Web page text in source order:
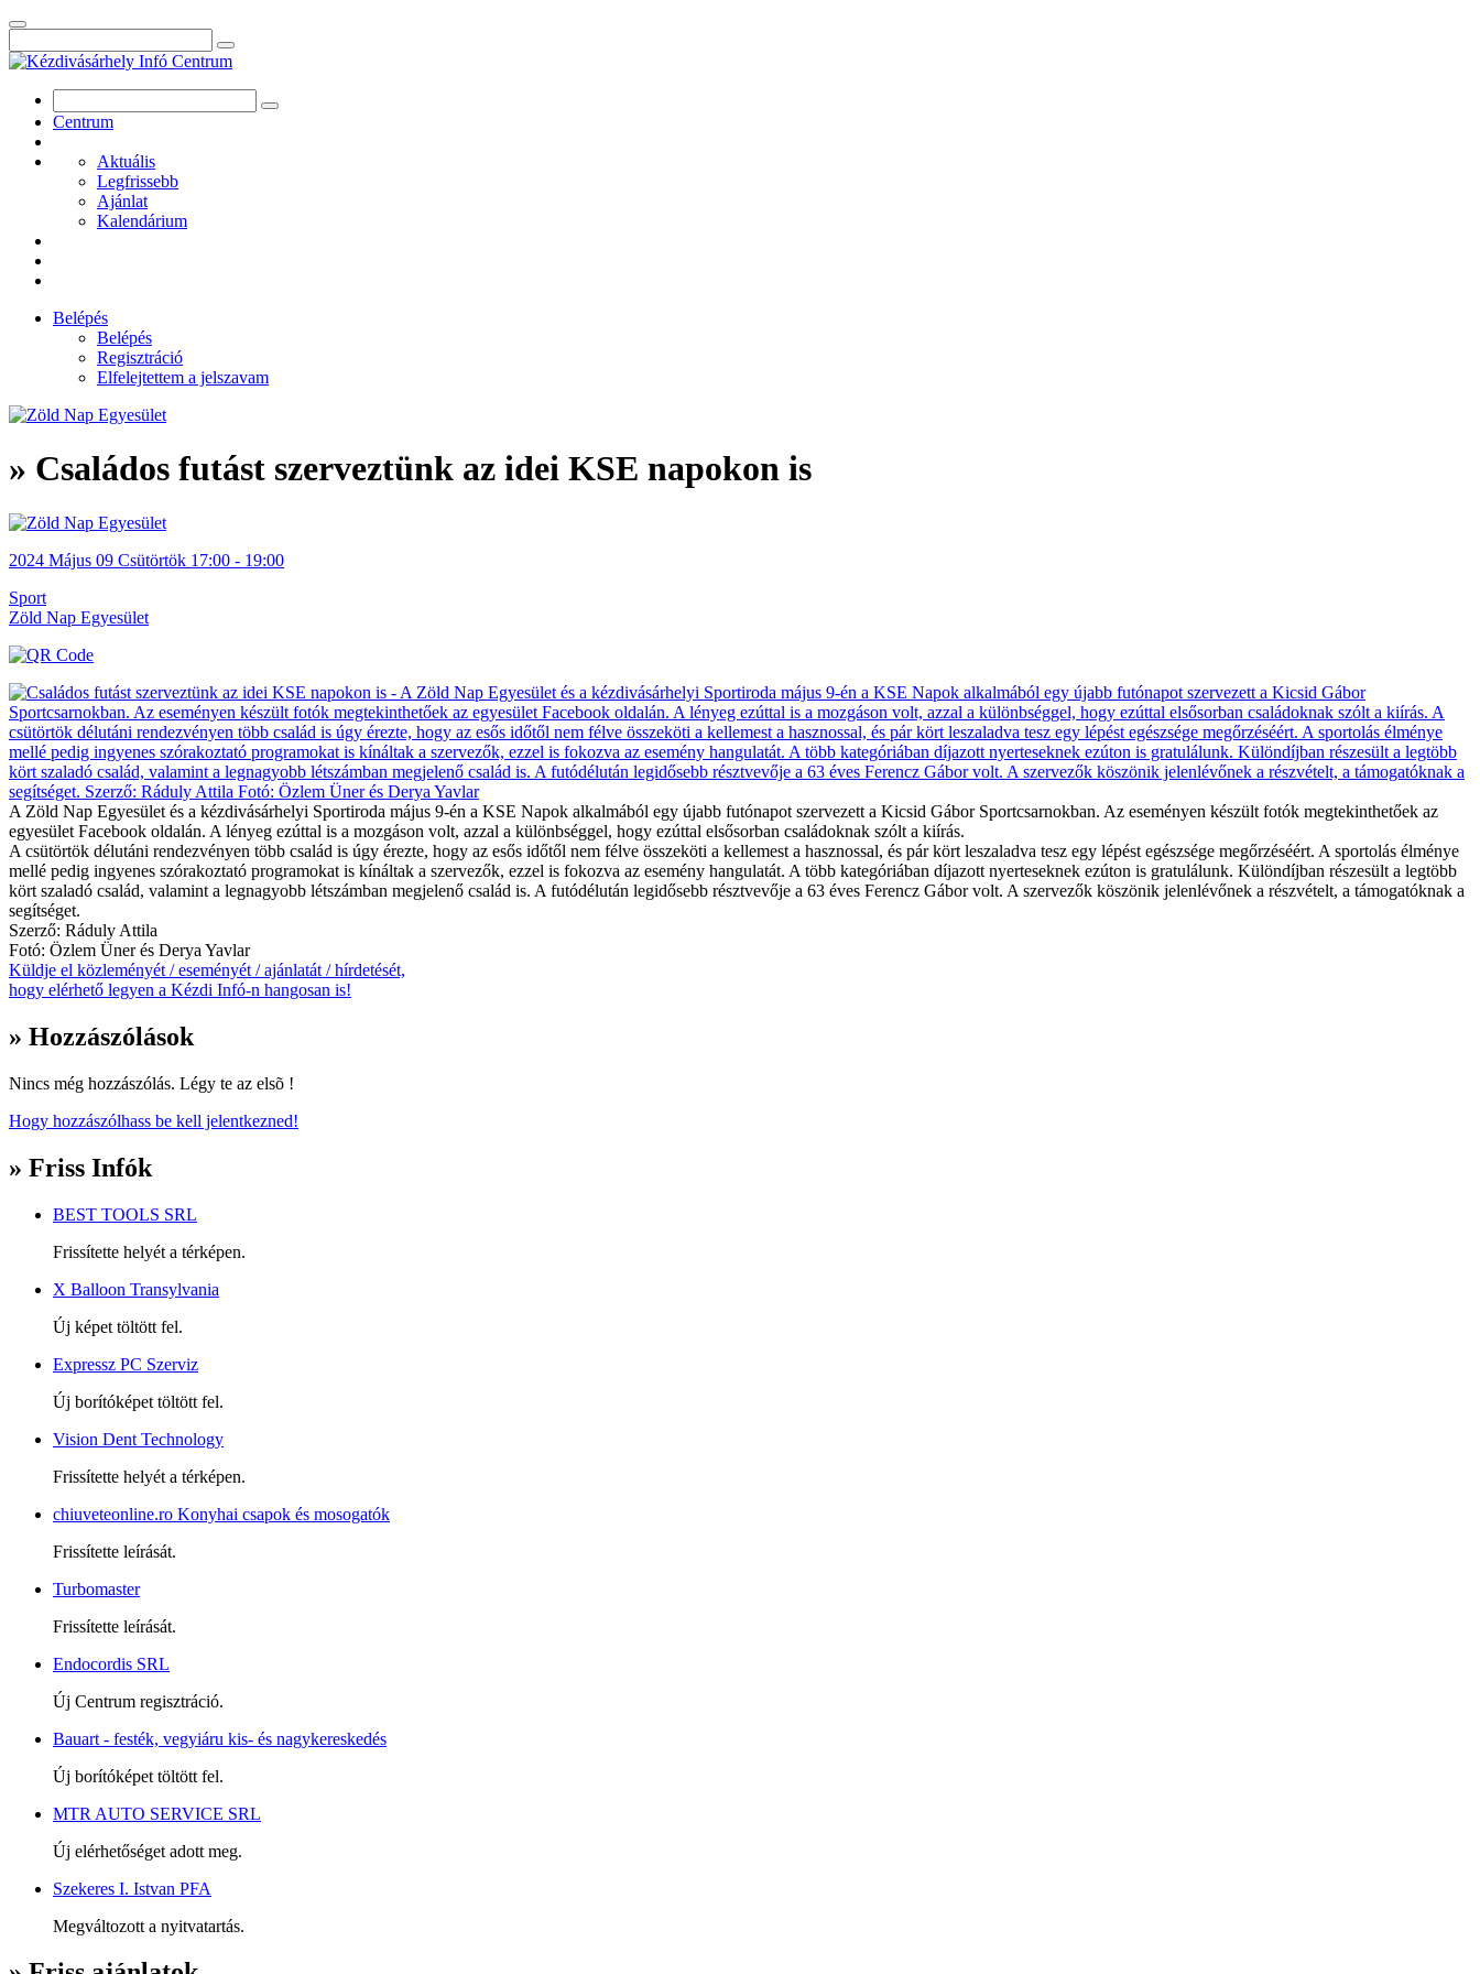
Centrum
Aktuális
Legfrissebb
Ajánlat
Kalendárium
Belépés
Belépés
Regisztráció
Elfelejtettem a jelszavam
» Családos futást szerveztünk az idei KSE napokon is
2024 Május 09 Csütörtök 17:00 - 19:00
Sport
Zöld Nap Egyesület
A Zöld Nap Egyesület és a kézdivásárhelyi Sportiroda május 9-én a KSE Napok alkalmából egy újabb futónapot szervezett a Kicsid Gábor Sportcsarnokban. Az eseményen készült fotók megtekinthetőek az
egyesület Facebook oldalán. A lényeg ezúttal is a mozgáson volt, azzal a különbséggel, hogy ezúttal elsősorban családoknak szólt a kiírás.
A csütörtök délutáni rendezvényen több család is úgy érezte, hogy az esős időtől nem félve összeköti a kellemest a hasznossal, és pár kört leszaladva tesz egy lépést egészsége megőrzéséért. A sportolás élménye
mellé pedig ingyenes szórakoztató programokat is kínáltak a szervezők, ezzel is fokozva az esemény hangulatát. A több kategóriában díjazott nyerteseknek ezúton is gratulálunk. Különdíjban részesült a legtöbb
kört szaladó család, valamint a legnagyobb létszámban megjelenő család is. A futódélután legidősebb résztvevője a 63 éves Ferencz Gábor volt. A szervezők köszönik jelenlévőnek a részvételt, a támogatóknak a
segítséget.
Szerző: Ráduly Attila
Fotó: Özlem Üner és Derya Yavlar
Küldje el közleményét / eseményét / ajánlatát / hírdetését,
hogy elérhető legyen a Kézdi Infó-n hangosan is!
» Hozzászólások
Nincs még hozzászólás. Légy te az elsõ !
Hogy hozzászólhass be kell jelentkezned!
» Friss Infók
BEST TOOLS SRL
Frissítette helyét a térképen.
X Balloon Transylvania
Új képet töltött fel.
Expressz PC Szerviz
Új borítóképet töltött fel.
Vision Dent Technology
Frissítette helyét a térképen.
chiuveteonline.ro Konyhai csapok és mosogatók
Frissítette leírását.
Turbomaster
Frissítette leírását.
Endocordis SRL
Új Centrum regisztráció.
Bauart - festék, vegyiáru kis- és nagykereskedés
Új borítóképet töltött fel.
MTR AUTO SERVICE SRL
Új elérhetőséget adott meg.
Szekeres I. Istvan PFA
Megváltozott a nyitvatartás.